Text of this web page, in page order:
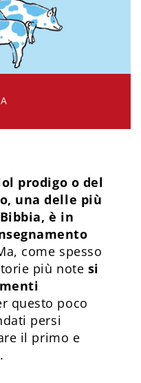
prodigo o del
una delle più
è in
come spesso
più note si
questo poco
persi
il primo e